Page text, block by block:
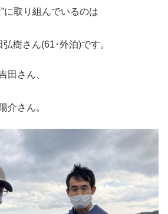
に取り組んでいるのは
樹さん(61･外泊)です。
田さん、
介さん。